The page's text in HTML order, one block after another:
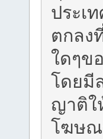
ประเ
ตกลง
ใดๆข
โดยมี
ญาติใ
โฆษณ